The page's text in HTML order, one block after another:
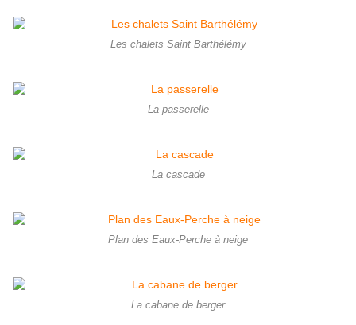
Les chalets Saint Barthélémy
La passerelle
La cascade
Plan des Eaux-Perche à neige
La cabane de berger